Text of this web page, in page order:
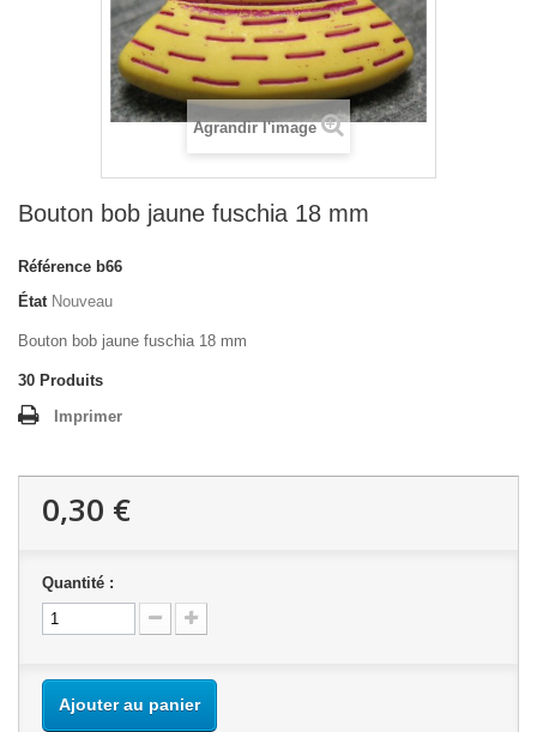
Agrandir l'image
Bouton bob jaune fuschia 18 mm
Référence b66
État Nouveau
Bouton bob jaune fuschia 18 mm
30 Produits
Imprimer
0,30 €
Quantité :
Ajouter au panier